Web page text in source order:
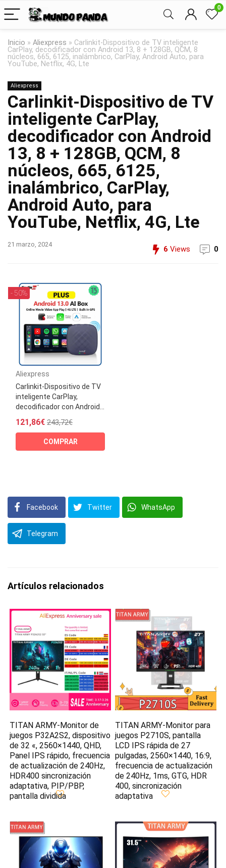
0
Inicio » Aliexpress » Carlinkit-Dispositivo de TV inteligente
CarPlay, decodificador con Android 13, 8 + 128GB, QCM, 8
núcleos, 665, 6125, inalámbrico, CarPlay, Android Auto, para
YouTube, Netflix, 4G, Lte
Aliexpress
Carlinkit-Dispositivo de TV
inteligente CarPlay,
decodificador con Android
13, 8 + 128GB, QCM, 8
núcleos, 665, 6125,
inalámbrico, CarPlay,
Android Auto, para
YouTube, Netflix, 4G, Lte
21 marzo, 2024
6 Views 0
- 50%
Aliexpress
Carlinkit-Dispositivo de TV
inteligente CarPlay,
decodificador con Android...
121,86€ 243,72€
COMPRAR
Facebook Twitter WhatsApp
Telegram
Artículos relacionados
TITAN ARMY-Monitor de
juegos P32A2S2, dispositivo
de 32 «, 2560×1440, QHD,
Panel IPS rápido, frecuencia
de actualización de 240Hz,
HDR400 sincronización
adaptativa, PIP/PBP,
pantalla dividida
TITAN ARMY-Monitor para
juegos P2710S, pantalla
LCD IPS rápida de 27
pulgadas, 2560×1440, 16:9,
frecuencia de actualización
de 240Hz, 1ms, GTG, HDR
400, sincronización
adaptativa